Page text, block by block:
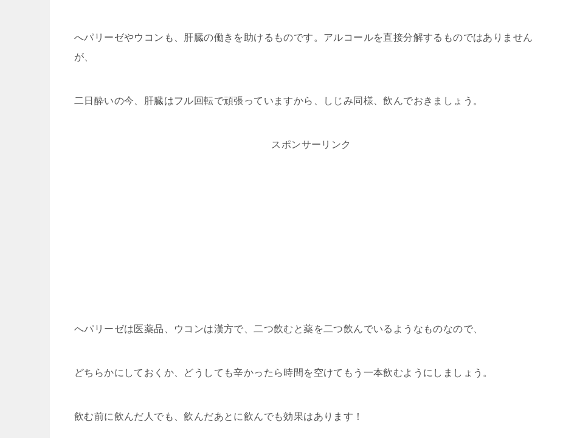
へパリーゼやウコンも、肝臓の働きを助けるものです。アルコールを直接分解するものではありません
が、
二日酔いの今、肝臓はフル回転で頑張っていますから、しじみ同様、飲んでおきましょう。
スポンサーリンク
へパリーゼは医薬品、ウコンは漢方で、二つ飲むと薬を二つ飲んでいるようなものなので、
どちらかにしておくか、どうしても辛かったら時間を空けてもう一本飲むようにしましょう。
飲む前に飲んだ人でも、飲んだあとに飲んでも効果はあります！